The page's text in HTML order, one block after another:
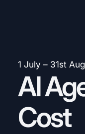
1 July – 31st
AI
Cost